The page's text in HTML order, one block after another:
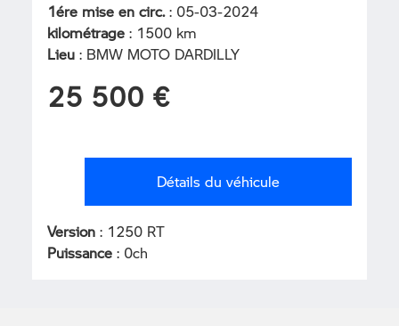
1ére mise en circ.: 05-03-2024
kilométrage: 1500 km
Lieu : BMW MOTO DARDILLY
25 500 €
Détails du véhicule
Version : 1250 RT
Puissance : 0ch